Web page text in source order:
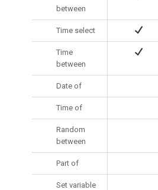
between
Time select
Time
between
Date of
Time of
Random
between
Part of
Set variable